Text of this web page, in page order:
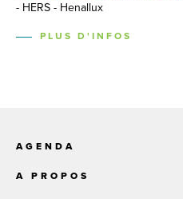
- HERS - Henallux
PLUS D'INFOS
AGENDA
A PROPOS